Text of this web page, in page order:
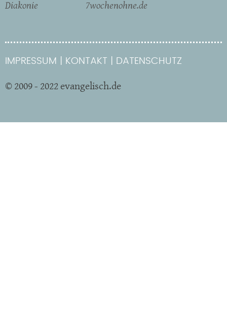
Diakonie
7wochenohne.de
IMPRESSUM KONTAKT DATENSCHUTZ
© 2009 - 2022 evangelisch.de